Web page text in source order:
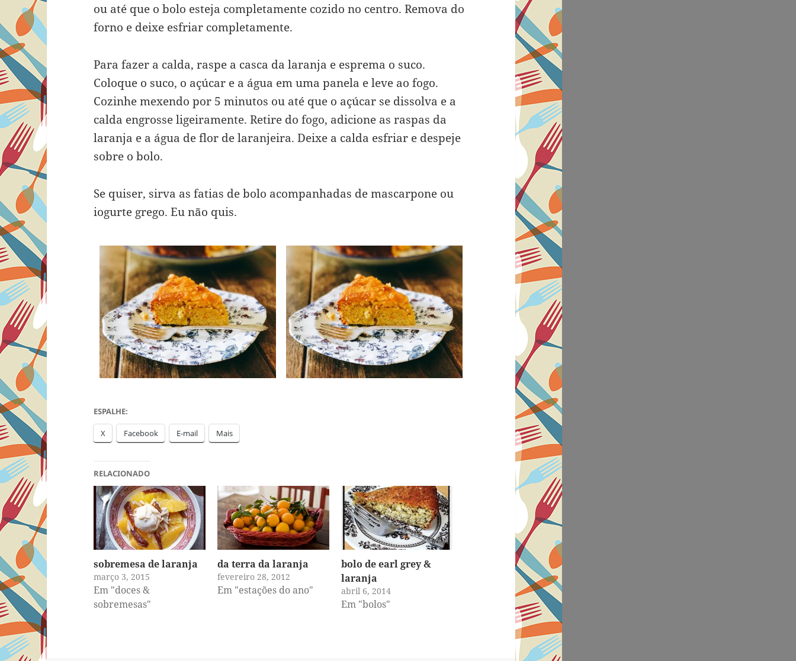
ou até que o bolo esteja completamente cozido no centro. Remova do
forno e deixe esfriar completamente.
Para fazer a calda, raspe a casca da laranja e esprema o suco.
Coloque o suco, o açúcar e a água em uma panela e leve ao fogo.
Cozinhe mexendo por 5 minutos ou até que o açúcar se dissolva e a
calda engrosse ligeiramente. Retire do fogo, adicione as raspas da
laranja e a água de flor de laranjeira. Deixe a calda esfriar e despeje
sobre o bolo.
Se quiser, sirva as fatias de bolo acompanhadas de mascarpone ou
iogurte grego. Eu não quis.
ESPALHE:
X Facebook E-mail Mais
RELACIONADO
sobremesa de laranja
março 3, 2015
Em "doces &
sobremesas"
da terra da laranja
fevereiro 28, 2012
Em "estações do ano"
bolo de earl grey &
laranja
abril 6, 2014
Em "bolos"